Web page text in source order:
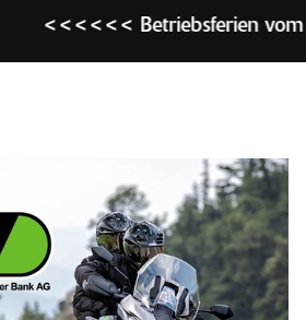
<<<<<< Betriebsferien vom